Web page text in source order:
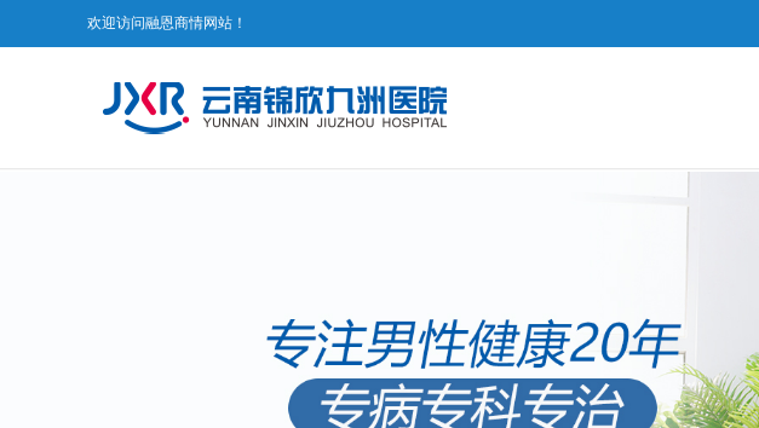
欢迎访问融恩商情网站！